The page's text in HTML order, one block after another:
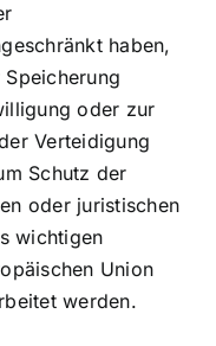
haben,
oder zur
Verteidigung
Schutz der
oder juristischen
wichtigen
Union
werden.